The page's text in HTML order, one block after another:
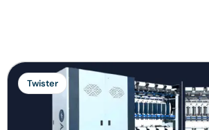
Twister